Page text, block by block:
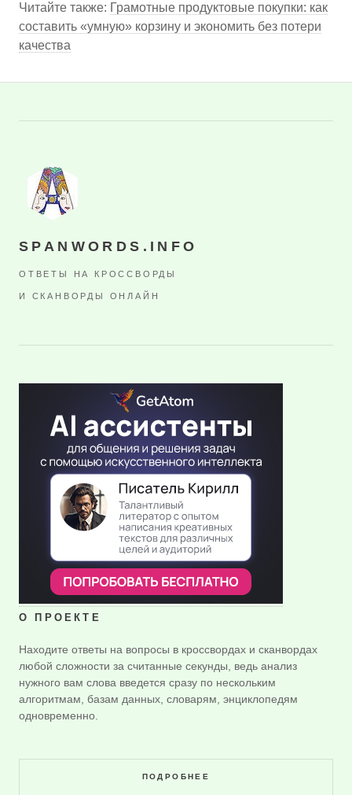
Читайте также: Грамотные продуктовые покупки: как
составить «умную» корзину и экономить без потери
качества
SPANWORDS.INFO
ОТВЕТЫ НА КРОССВОРДЫ
И СКАНВОРДЫ ОНЛАЙН
О ПРОЕКТЕ
Находите ответы на вопросы в кроссвордах и сканвордах
любой сложности за считанные секунды, ведь анализ
нужного вам слова введется сразу по нескольким
алгоритмам, базам данных, словарям, энциклопедям
одновременно.
ПОДРОБНЕЕ